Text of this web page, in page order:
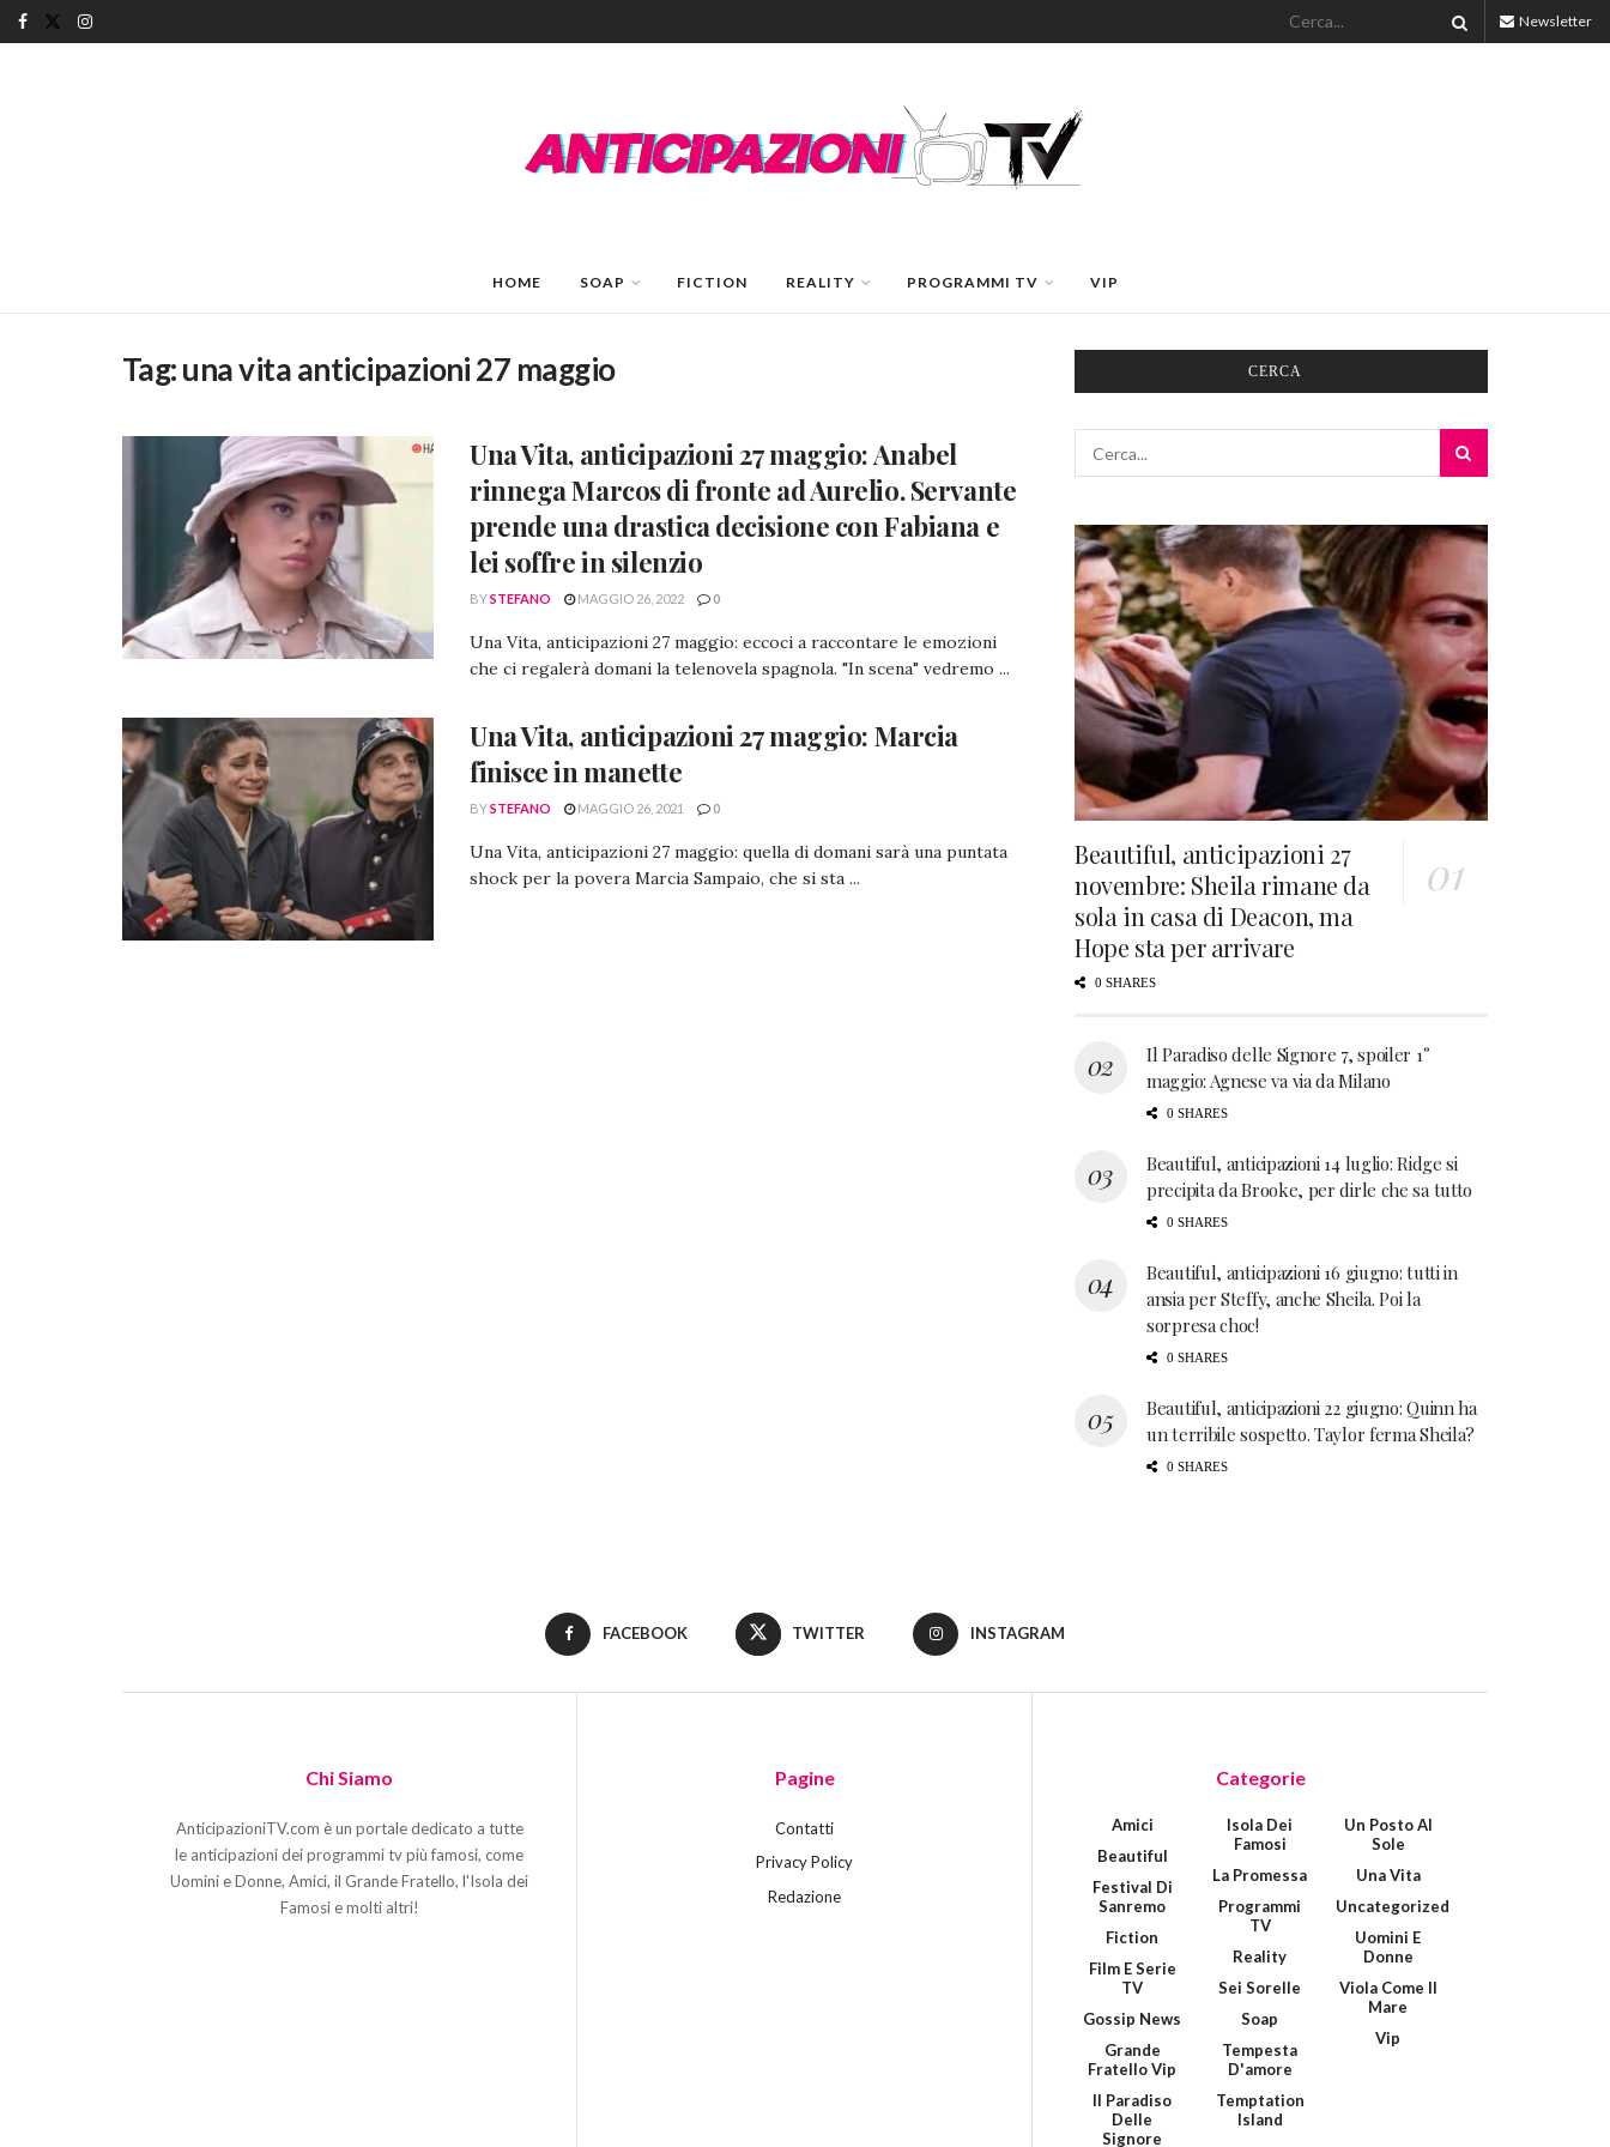
Newsletter
HOME SOAP FICTION REALITY PROGRAMMI TV VIP
Tag:una vita anticipazioni 27 maggio
Una Vita, anticipazioni 27 maggio: Anabel
rinnega Marcos di fronte ad Aurelio. Servante
prende una drastica decisione con Fabiana e
lei soffre in silenzio
BYSTEFANO MAGGIO 26, 2022 0
Una Vita, anticipazioni 27 maggio: eccoci a raccontare le emozioni
che ci regalerà domani la telenovela spagnola. "In scena" vedremo ...
Una Vita, anticipazioni 27 maggio: Marcia
finisce in manette
BYSTEFANO MAGGIO 26, 2021 0
Una Vita, anticipazioni 27 maggio: quella di domani sarà una puntata
shock per la povera Marcia Sampaio, che si sta ...
CERCA
Beautiful, anticipazioni 27
novembre: Sheila rimane da
sola in casa di Deacon, ma
Hope sta per arrivare
0 SHARES
Il Paradiso delle Signore 7, spoiler 1°
maggio: Agnese va via da Milano
0 SHARES
Beautiful, anticipazioni 14 luglio: Ridge si
precipita da Brooke, per dirle che sa tutto
0 SHARES
Beautiful, anticipazioni 16 giugno: tutti in
ansia per Steffy, anche Sheila. Poi la
sorpresa choc!
0 SHARES
Beautiful, anticipazioni 22 giugno: Quinn ha
un terribile sospetto. Taylor ferma Sheila?
0 SHARES
FACEBOOK TWITTER INSTAGRAM
Chi Siamo
AnticipazioniTV.com è un portale dedicato a tutte
le anticipazioni dei programmi tv più famosi, come
Uomini e Donne, Amici, il Grande Fratello, l'Isola dei
Famosi e molti altri!
Pagine
Contatti
Privacy Policy
Redazione
Categorie
Amici
Beautiful
Festival Di
Sanremo
Fiction
Film E Serie
TV
Gossip News
Grande
Fratello Vip
Il Paradiso
Delle
Signore
Isola Dei
Famosi
La Promessa
Programmi
TV
Reality
Sei Sorelle
Soap
Tempesta
D'amore
Temptation
Island
Un Posto Al
Sole
Una Vita
Uncategorized
Uomini E
Donne
Viola Come Il
Mare
Vip